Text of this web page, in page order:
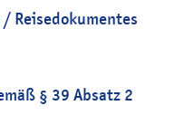
Reisedokumentes
§ 39 Absatz 2